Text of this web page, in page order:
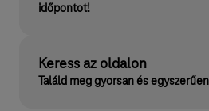
időpontot!
Keress az oldalon
Találd meg gyorsan és